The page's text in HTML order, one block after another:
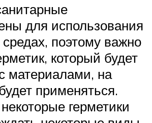
для использования
поэтому важно
который будет
материалами, на
применяться.
герметики